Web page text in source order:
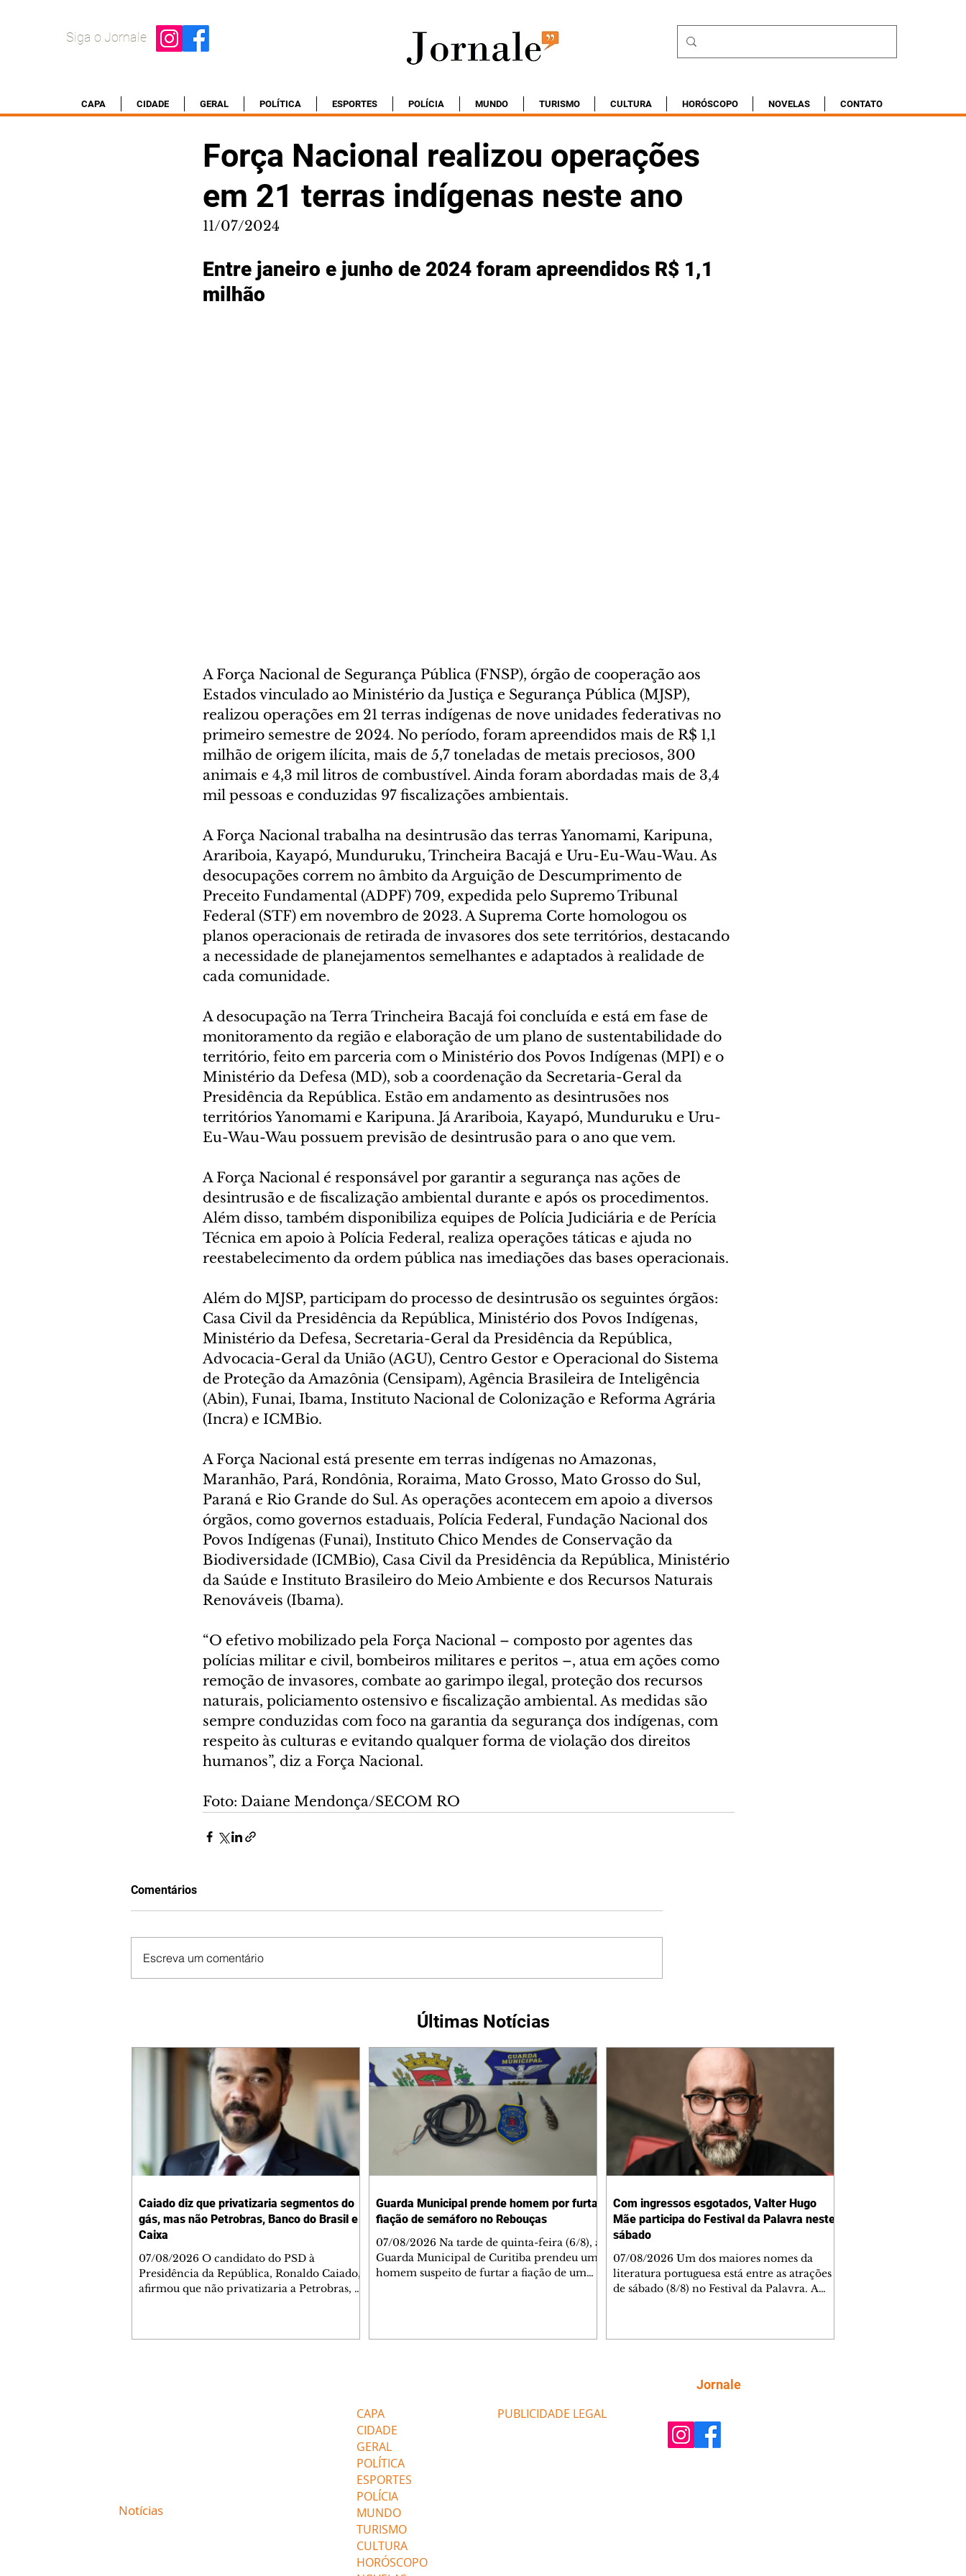
Siga o Jornale
CAPA CIDADE GERAL POLÍTICA ESPORTES POLÍCIA MUNDO TURISMO CULTURA HORÓSCOPO NOVELAS CONTATO
Força Nacional realizou operações
em 21 terras indígenas neste ano
11/07/2024
Entre janeiro e junho de 2024 foram apreendidos R$ 1,1
milhão
A Força Nacional de Segurança Pública (FNSP), órgão de cooperação aos
Estados vinculado ao Ministério da Justiça e Segurança Pública (MJSP),
realizou operações em 21 terras indígenas de nove unidades federativas no
primeiro semestre de 2024. No período, foram apreendidos mais de R$ 1,1
milhão de origem ilícita, mais de 5,7 toneladas de metais preciosos, 300
animais e 4,3 mil litros de combustível. Ainda foram abordadas mais de 3,4
mil pessoas e conduzidas 97 fiscalizações ambientais.
A Força Nacional trabalha na desintrusão das terras Yanomami, Karipuna,
Arariboia, Kayapó, Munduruku, Trincheira Bacajá e Uru-Eu-Wau-Wau. As
desocupações correm no âmbito da Arguição de Descumprimento de
Preceito Fundamental (ADPF) 709, expedida pelo Supremo Tribunal
Federal (STF) em novembro de 2023. A Suprema Corte homologou os
planos operacionais de retirada de invasores dos sete territórios, destacando
a necessidade de planejamentos semelhantes e adaptados à realidade de
cada comunidade.
A desocupação na Terra Trincheira Bacajá foi concluída e está em fase de
monitoramento da região e elaboração de um plano de sustentabilidade do
território, feito em parceria com o Ministério dos Povos Indígenas (MPI) e o
Ministério da Defesa (MD), sob a coordenação da Secretaria-Geral da
Presidência da República. Estão em andamento as desintrusões nos
territórios Yanomami e Karipuna. Já Arariboia, Kayapó, Munduruku e Uru-
Eu-Wau-Wau possuem previsão de desintrusão para o ano que vem.
A Força Nacional é responsável por garantir a segurança nas ações de
desintrusão e de fiscalização ambiental durante e após os procedimentos.
Além disso, também disponibiliza equipes de Polícia Judiciária e de Perícia
Técnica em apoio à Polícia Federal, realiza operações táticas e ajuda no
reestabelecimento da ordem pública nas imediações das bases operacionais.
Além do MJSP, participam do processo de desintrusão os seguintes órgãos:
Casa Civil da Presidência da República, Ministério dos Povos Indígenas,
Ministério da Defesa, Secretaria-Geral da Presidência da República,
Advocacia-Geral da União (AGU), Centro Gestor e Operacional do Sistema
de Proteção da Amazônia (Censipam), Agência Brasileira de Inteligência
(Abin), Funai, Ibama, Instituto Nacional de Colonização e Reforma Agrária
(Incra) e ICMBio.
A Força Nacional está presente em terras indígenas no Amazonas,
Maranhão, Pará, Rondônia, Roraima, Mato Grosso, Mato Grosso do Sul,
Paraná e Rio Grande do Sul. As operações acontecem em apoio a diversos
órgãos, como governos estaduais, Polícia Federal, Fundação Nacional dos
Povos Indígenas (Funai), Instituto Chico Mendes de Conservação da
Biodiversidade (ICMBio), Casa Civil da Presidência da República, Ministério
da Saúde e Instituto Brasileiro do Meio Ambiente e dos Recursos Naturais
Renováveis (Ibama).
“O efetivo mobilizado pela Força Nacional – composto por agentes das
polícias militar e civil, bombeiros militares e peritos –, atua em ações como
remoção de invasores, combate ao garimpo ilegal, proteção dos recursos
naturais, policiamento ostensivo e fiscalização ambiental. As medidas são
sempre conduzidas com foco na garantia da segurança dos indígenas, com
respeito às culturas e evitando qualquer forma de violação dos direitos
humanos”, diz a Força Nacional.
Foto: Daiane Mendonça/SECOM RO
Comentários
Escreva um comentário
Últimas Notícias
Caiado diz que privatizaria segmentos do
gás, mas não Petrobras, Banco do Brasil e
Caixa
07/08/2026 O candidato do PSD à
Presidência da República, Ronaldo Caiado,
afirmou que não privatizaria a Petrobras, o
Guarda Municipal prende homem por furtar
fiação de semáforo no Rebouças
07/08/2026 Na tarde de quinta-feira (6/8), a
Guarda Municipal de Curitiba prendeu um
homem suspeito de furtar a fiação de um
verificação, os agentes constataram que o s
Com ingressos esgotados, Valter Hugo
Mãe participa do Festival da Palavra neste
sábado
07/08/2026 Um dos maiores nomes da
literatura portuguesa está entre as atrações
de sábado (8/8) no Festival da Palavra. A
minutos. Outras atrações, como mesas de
Confira AQUI os outros participantes. A De
Notícias
CAPA
CIDADE
GERAL
POLÍTICA
ESPORTES
POLÍCIA
MUNDO
TURISMO
CULTURA
HORÓSCOPO
PUBLICIDADE LEGAL
Jornale